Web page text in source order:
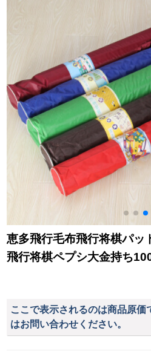
恵多飛行毛布飛行将棋パッ
飛行将棋ペプシ大金持ち
ここで表示されるのは商品原価
はお問い合わせください。